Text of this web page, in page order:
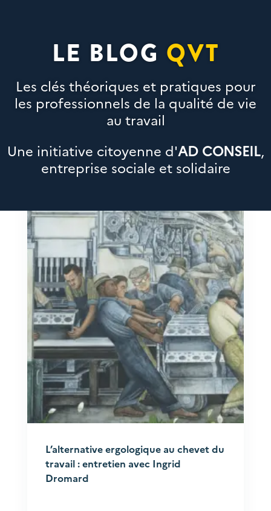
LE BLOG QVT
Les clés théoriques et pratiques pour
les professionnels de la qualité de vie
au travail
Une initiative citoyenne d'AD CONSEIL,
entreprise sociale et solidaire
L’alternative ergologique au chevet du
travail : entretien avec Ingrid
Dromard